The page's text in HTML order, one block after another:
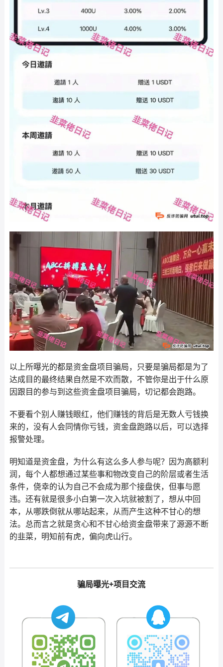
以上所曝光的都是资金盘项目骗局，只要是骗局都是为了
达成目的最终结果自然是不欢而散，不管你是出于什么原
因跟目的参与到这些资金盘项目骗局，切记都会跑路。
不要看个别人赚钱眼红，他们赚钱的背后是无数人亏钱换
来的，没有人会同情你亏钱，资金盘跑路以后，可以选择
报警处理。
明知道是资金盘，为什么有这么多人参与呢？因为高额利
润，每个人都想通过某些事和物改变自己的阶层或者生活
条件，侥幸的认为自己不会成为那个接盘侠，但事与愿
违。还有就是很多小白第一次入坑就被割了，想从中回
本，从哪跌倒就从哪站起来，从而产生这种不甘心的想
法。总而言之就是贪心和不甘心给资金盘带来了源源不断
的韭菜，明知前有虎，偏向虎山行。
骗局曝光+项目交流